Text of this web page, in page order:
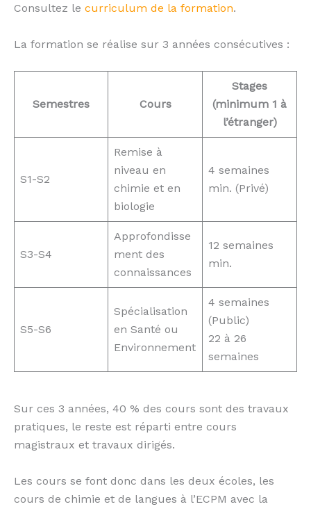
Consultez le curriculum de la formation.
La formation se réalise sur 3 années consécutives :
Semestres Cours
Stages
(minimum 1 à
l’étranger)
S1-S2
Remise à
niveau en
chimie et en
biologie
4 semaines
min. (Privé)
S3-S4
Approfondisse
ment des
connaissances
12 semaines
min.
S5-S6
Spécialisation
en Santé ou
Environnement
4 semaines
(Public)
22 à 26
semaines
Sur ces 3 années, 40 % des cours sont des travaux
pratiques, le reste est réparti entre cours
magistraux et travaux dirigés.
Les cours se font donc dans les deux écoles, les
cours de chimie et de langues à l’ECPM avec la